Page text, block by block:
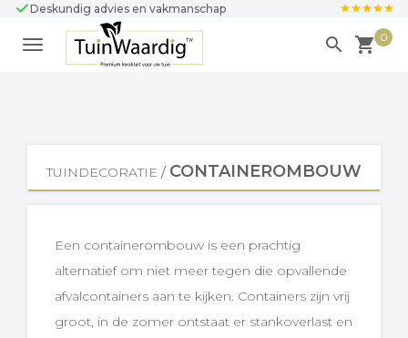
Deskundig advies en vakmanschap
TOGGLE
NAVIGATION
search local_grocery_store 0
TUINDECORATIE / CONTAINEROMBOUW
Een containerombouw is een prachtig
alternatief om niet meer tegen die opvallende
afvalcontainers aan te kijken. Containers zijn vrij
groot, in de zomer ontstaat er stankoverlast en